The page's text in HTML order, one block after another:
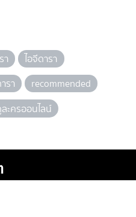
า
ไอจีดารา
รา
recommended
ะครออนไลน์